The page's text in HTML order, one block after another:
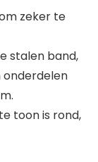
zeker te
stalen band,
onderdelen
toon is rond,